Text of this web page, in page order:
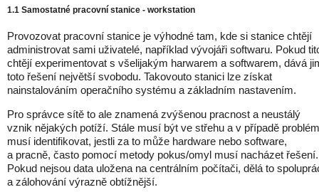
1.1 Samostatné pracovní stanice - workstation
Provozovat pracovní stanice je výhodné tam, kde si stanice chtějí
administrovat sami uživatelé, například vývojáři softwaru. Pokud
chtějí experimentovat s všelijakým harwarem a softwarem, dává
toto řešení největší svobodu. Takovouto stanici lze získat
nainstalováním operačního systému a základním nastavením.
Pro správce sítě to ale znamená zvýšenou pracnost a neustálý
vznik nějakých potíží. Stále musí být ve střehu a v případě
musí identifikovat, jestli za to může hardware nebo software,
a pracně, často pomocí metody pokus/omyl musí nacházet řešení.
Pokud nejsou data uložena na centrálním počítači, dělá to
a zálohování výrazně obtížnější.